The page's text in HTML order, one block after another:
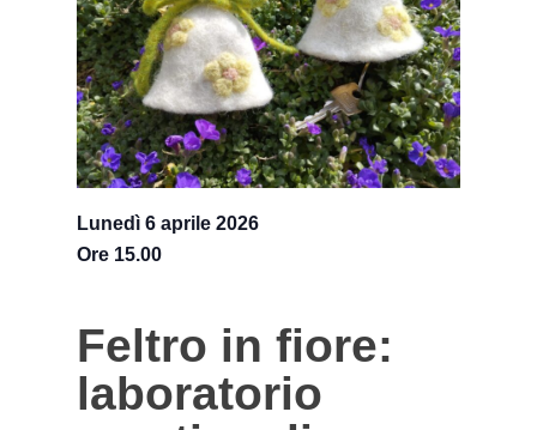
Lunedì 6 aprile 2026
Ore 15.00
Feltro in fiore:
laboratorio